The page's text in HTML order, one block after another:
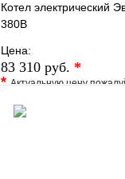
Котел электрический
380В
Цена:
83 310 руб. *
*Актуальную цену
В избранное